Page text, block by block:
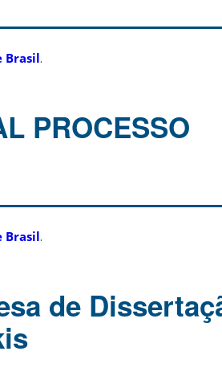
Brasil.
PROCESSO
Brasil.
de